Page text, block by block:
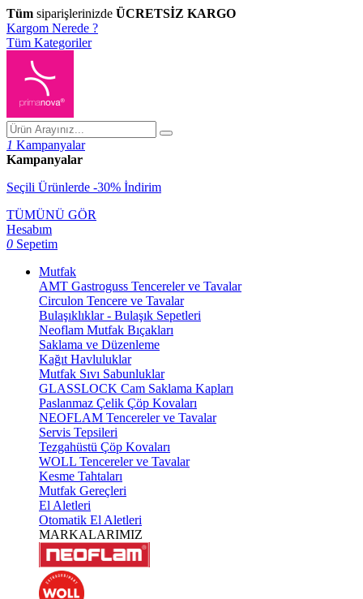
Tüm siparişlerinizde ÜCRETSİZ KARGO
Kargom Nerede ?
Tüm Kategoriler
1 Kampanyalar
Kampanyalar
Seçili Ürünlerde -30% İndirim
TÜMÜNÜ GÖR
Hesabım
0 Sepetim
Mutfak
AMT Gastroguss Tencereler ve Tavalar
Circulon Tencere ve Tavalar
Bulaşıklıklar - Bulaşık Sepetleri
Neoflam Mutfak Bıçakları
Saklama ve Düzenleme
Kağıt Havluluklar
Mutfak Sıvı Sabunluklar
GLASSLOCK Cam Saklama Kapları
Paslanmaz Çelik Çöp Kovaları
NEOFLAM Tencereler ve Tavalar
Servis Tepsileri
Tezgahüstü Çöp Kovaları
WOLL Tencereler ve Tavalar
Kesme Tahtaları
Mutfak Gereçleri
El Aletleri
Otomatik El Aletleri
MARKALARIMIZ